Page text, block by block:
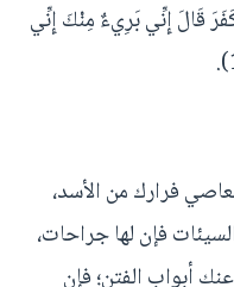
قَالَ إِنِّي بَرِيءٌ مِنْكَ إِنِّي
فرارك من الأسد،
فإن لها جراحات،
أبواب الفتن؛ فإن